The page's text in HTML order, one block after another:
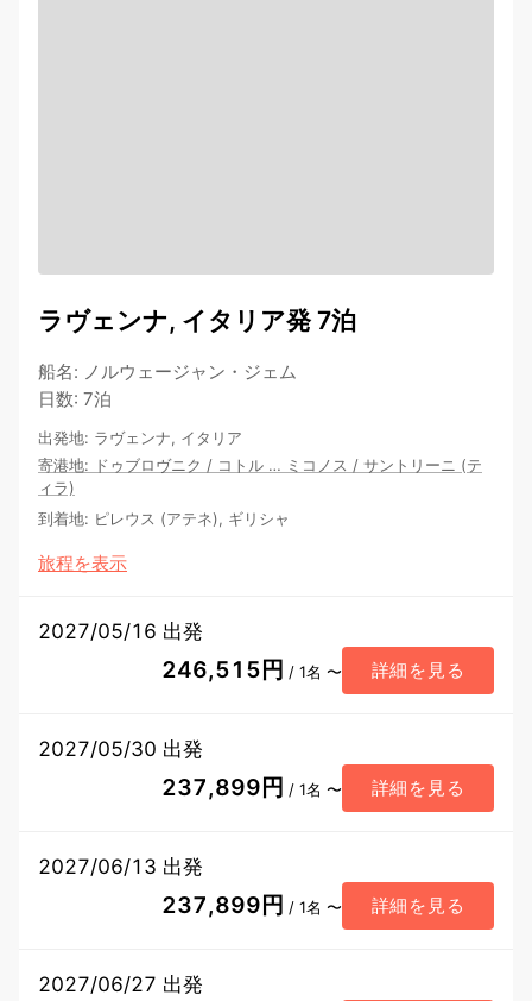
ラヴェンナ, イタリア発 7泊
船名: ノルウェージャン・ジェム
日数: 7泊
出発地: ラヴェンナ, イタリア
寄港地: ドゥブロヴニク / コトル … ミコノス / サントリーニ (テ
ィラ)
到着地: ピレウス (アテネ), ギリシャ
旅程を表示
2027/05/16 出発
246,515円 / 1名 〜 詳細を見る
2027/05/30 出発
237,899円 / 1名 〜 詳細を見る
2027/06/13 出発
237,899円 / 1名 〜 詳細を見る
2027/06/27 出発